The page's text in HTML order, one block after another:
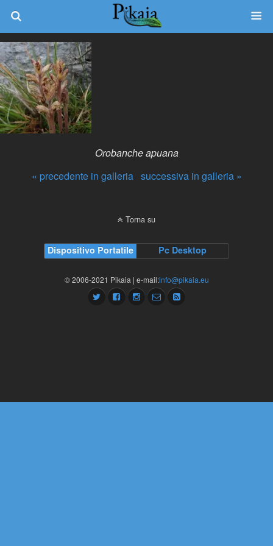
Orobanche apuana
« precedente in galleria successiva in galleria »
Torna su
Dispositivo Portatile Pc Desktop
© 2006-2021 Pikaia | e-mail:info@pikaia.eu